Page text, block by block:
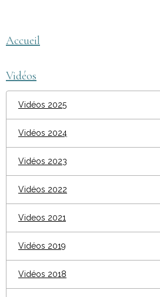
Accueil
Vidéos
Vidéos 2025
Vidéos 2024
Vidéos 2023
Vidéos 2022
Videos 2021
Vidéos 2019
Vidéos 2018